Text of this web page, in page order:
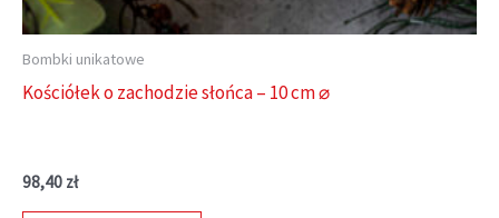
Bombki unikatowe
Kościółek o zachodzie słońca – 10 cm ⌀
98,40 zł